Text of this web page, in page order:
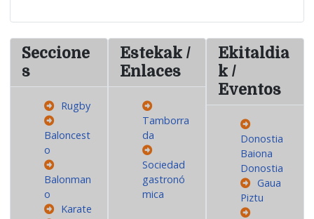
Seccione
s
Rugby
Baloncest
o
Balonman
o
Karate
Estekak /
Enlaces
Tamborra
da
Sociedad
gastronó
mica
Ekitaldia
k /
Eventos
Donostia
Baiona
Donostia
Gaua
Piztu